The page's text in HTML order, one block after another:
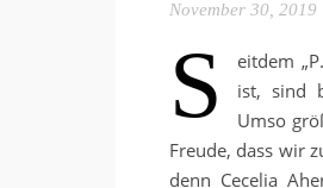
November 30, 2019
S
eitdem
ist, sind
Umso
Freude, dass wir
denn Cecelia